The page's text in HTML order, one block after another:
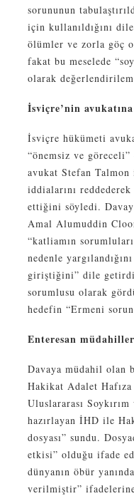
sorununun
için kullanıldığını
ölümler ve zorla göç
fakat bu meselede
olarak
İsviçre’nin
İsviçre hükümeti
“önemsiz ve
avukat Stefan Talmon
iddialarını
ettiğini söyledi.
Amal Alumuddin
“katliamın
nedenle
giriştiğini” dile
sorumlusu olarak
hedefin “Ermeni
Enteresan müdahiller
Davaya müdahil olan
Hakikat Adalet
Uluslararası
hazırlayan İHD ile
dosyası” sundu.
etkisi” olduğu ifade
dünyanın öbür
verilmiştir”